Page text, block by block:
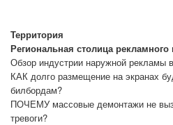
Территория
Региональная столица рекламного
Обзор индустрии наружной рекламы
КАК долго размещение на экранах
билбордам?
ПОЧЕМУ массовые демонтажи не
тревоги?